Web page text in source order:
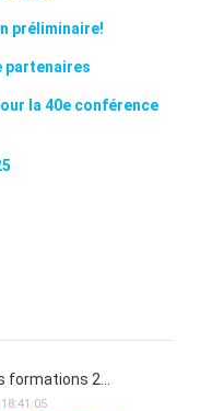
préliminaire!
partenaires
la 40e conférence
formations 2...